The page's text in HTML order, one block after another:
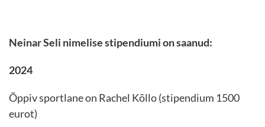
Neinar Seli nimelise stipendiumi on saanud:
2024
Õppiv sportlane on Rachel Kõllo (stipendium 1500
eurot)